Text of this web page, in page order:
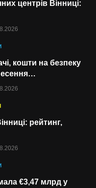
центрів Вінниці:
кошти на безпеку
рейтинг,
€3,47 млрд у